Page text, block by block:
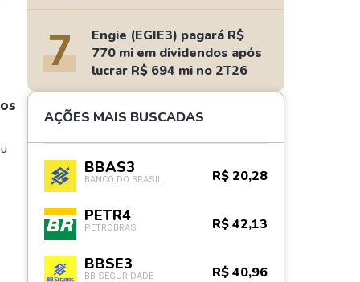
salários de até R$ 15 mil
7
Engie (EGIE3) pagará R$
770 mi em dividendos após
lucrar R$ 694 mi no 2T26
AÇÕES MAIS BUSCADAS
BBAS3
BANCO DO BRASIL R$ 20,28
PETR4
PETROBRAS R$ 42,13
BBSE3
BB SEGURIDADE R$ 40,96